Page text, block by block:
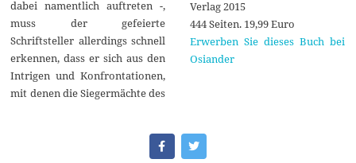
dabei namentlich auftreten -,
muss der gefeierte
Schriftsteller allerdings schnell
erkennen, dass er sich aus den
Intrigen und Konfrontationen,
mit denen die Siegermächte des
Verlag 2015
444 Seiten. 19,99 Euro
Erwerben Sie dieses Buch bei
Osiander